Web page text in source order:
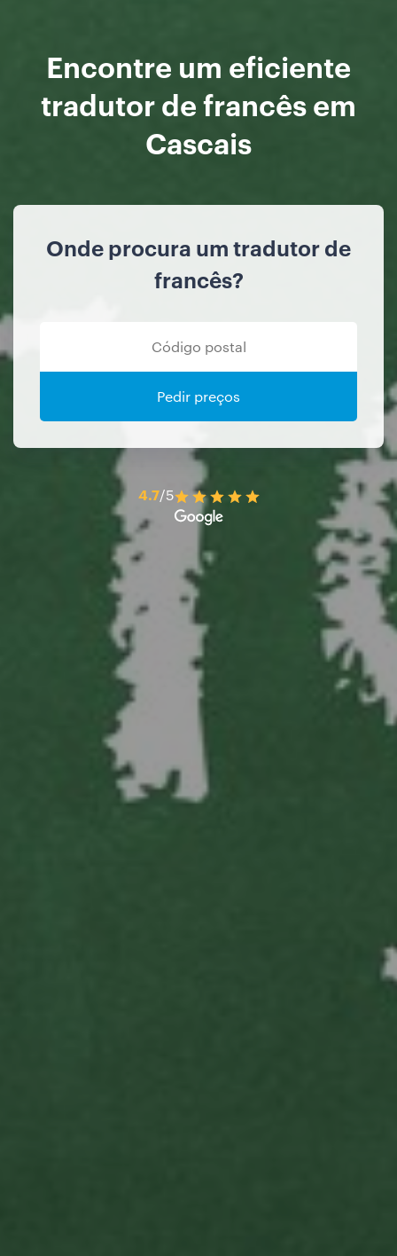
Encontre um eficiente
tradutor de francês em
Cascais
Onde procura um tradutor de
francês?
Pedir preços
4.7/5